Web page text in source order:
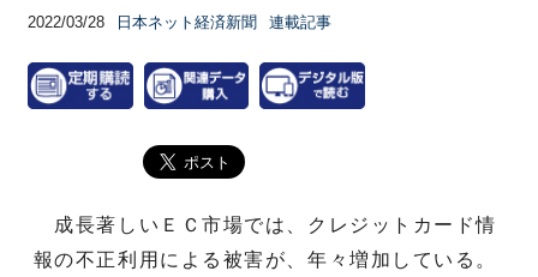
2022/03/28 日本ネット経済新聞 連載記事
成長著しいＥＣ市場では、クレジットカード情
報の不正利用による被害が、年々増加している。